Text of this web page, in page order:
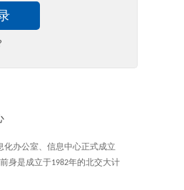
化办公室、信息中心正式成立
身是成立于1982年的北交大计